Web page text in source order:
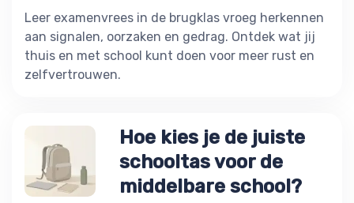
Leer examenvrees in de brugklas vroeg herkennen
aan signalen, oorzaken en gedrag. Ontdek wat jij
thuis en met school kunt doen voor meer rust en
zelfvertrouwen.
Hoe kies je de juiste
schooltas voor de
middelbare school?